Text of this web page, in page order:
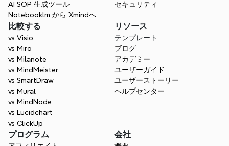
AI SOP 生成ツール
Notebooklm から Xmindへ
セキュリティ
比較する
vs Visio
vs Miro
vs Milanote
vs MindMeister
vs SmartDraw
vs Mural
vs MindNode
vs Lucidchart
vs ClickUp
リソース
テンプレート
ブログ
アカデミー
ユーザーガイド
ユーザーストーリー
ヘルプセンター
プログラム 会社